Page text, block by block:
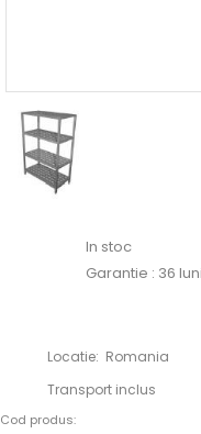
In stoc
Garantie : 36 luni
Locatie: Romania
Transport inclus
Cod produs: